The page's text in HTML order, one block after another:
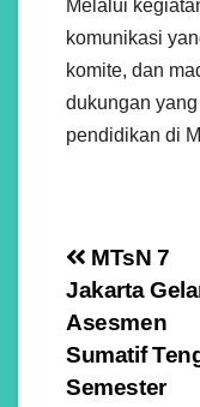
Melalui
komunikasi
komite, dan
dukungan
pendidikan di
Navigasi
pos
MTsN 7
Jakarta
Asesmen
Sumatif
Semester